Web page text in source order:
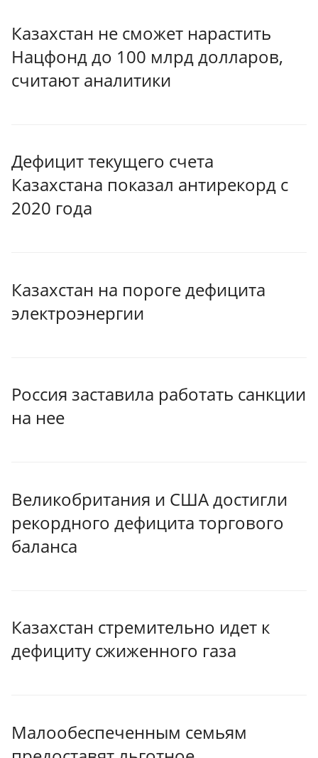
Казахстан не сможет нарастить
Нацфонд до 100 млрд долларов,
считают аналитики
Дефицит текущего счета
Казахстана показал антирекорд с
2020 года
Казахстан на пороге дефицита
электроэнергии
Россия заставила работать санкции
на нее
Великобритания и США достигли
рекордного дефицита торгового
баланса
Казахстан стремительно идет к
дефициту сжиженного газа
Малообеспеченным семьям